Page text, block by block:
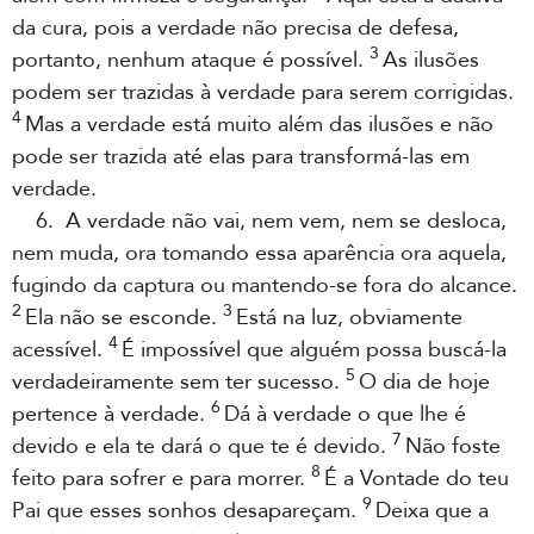
da cura, pois a verdade não precisa de defesa,
portanto, nenhum ataque é possível. 3 As ilusões
podem ser trazidas à verdade para serem corrigidas.
4 Mas a verdade está muito além das ilusões e não
pode ser trazida até elas para transformá-las em
verdade.
6. A verdade não vai, nem vem, nem se desloca,
nem muda, ora tomando essa aparência ora aquela,
fugindo da captura ou mantendo-se fora do alcance.
2 Ela não se esconde. 3 Está na luz, obviamente
acessível. 4 É impossível que alguém possa buscá-la
verdadeiramente sem ter sucesso. 5 O dia de hoje
pertence à verdade. 6 Dá à verdade o que lhe é
devido e ela te dará o que te é devido. 7 Não foste
feito para sofrer e para morrer. 8 É a Vontade do teu
Pai que esses sonhos desapareçam. 9 Deixa que a